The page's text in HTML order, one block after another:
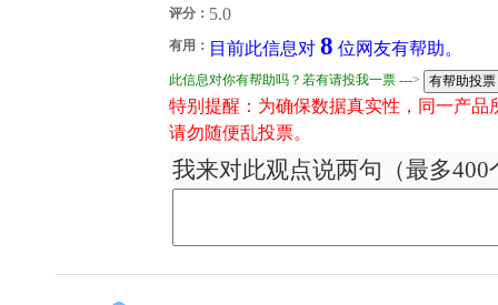
评分： 5.0
有用： 目前此信息对 8 位网友有帮助。
此信息对你有帮助吗？若有请投我一票 --->
特别提醒：为确保数据真实性，同一产
请勿随便乱投票。
我来对此观点说两句（最多400